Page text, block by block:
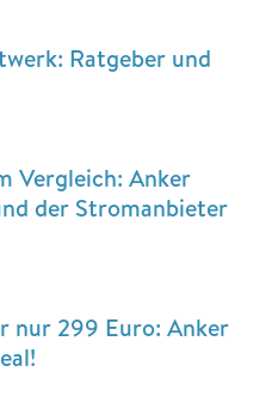
Ratgeber und
Vergleich: Anker
der Stromanbieter
nur 299 Euro: Anker